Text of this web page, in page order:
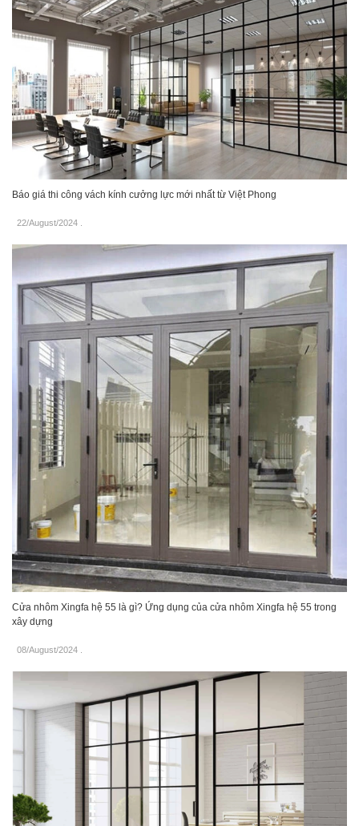
Báo giá thi công vách kính cưởng lực mới nhất từ Việt Phong
22/August/2024
Cửa nhôm Xingfa hệ 55 là gì? Ứng dụng của cửa nhôm Xingfa hệ 55 trong
xây dựng
08/August/2024